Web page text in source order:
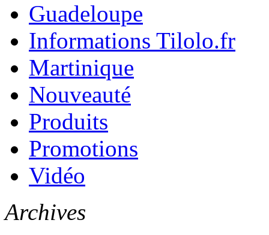
Guadeloupe
Informations Tilolo.fr
Martinique
Nouveauté
Produits
Promotions
Vidéo
Archives